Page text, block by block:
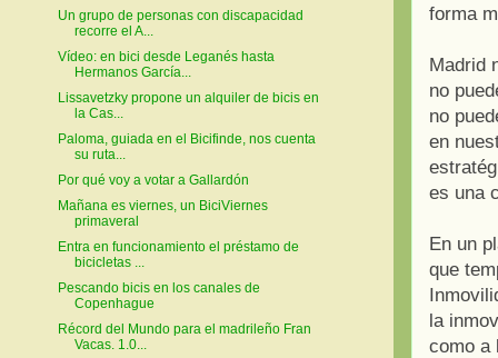
forma
Madrid
no
no
en
es una
En un
que
la
como a
Un grupo de personas con discapacidad
recorre el A...
Vídeo: en bici desde Leganés hasta
Hermanos García...
Lissavetzky propone un alquiler de bicis en
la Cas...
Paloma, guiada en el Bicifinde, nos cuenta
su ruta...
Por qué voy a votar a Gallardón
Mañana es viernes, un BiciViernes
primaveral
Entra en funcionamiento el préstamo de
bicicletas ...
Pescando bicis en los canales de
Copenhague
Récord del Mundo para el madrileño Fran
Vacas. 1.0...